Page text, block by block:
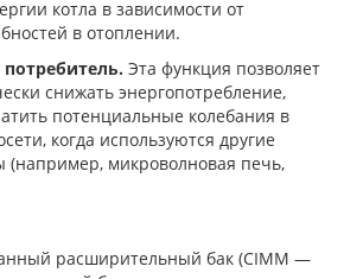
котла в зависимости от
в отоплении.
Эта функция позволяет
снижать энергопотребление,
потенциальные колебания в
когда используются другие
(например, микроволновая печь,
расширительный бак (CIMM —